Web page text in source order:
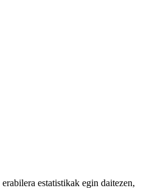
estatistikak egin daitezen,